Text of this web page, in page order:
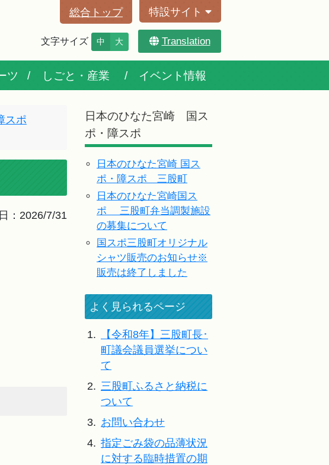
総合トップ 特設サイト
文字サイズ 中 大 Translation
ツ しごと・産業 イベント情報
スポ
：2026/7/31
日本のひなた宮崎 国ス
ポ・障スポ
日本のひなた宮崎 国ス
ポ・障スポ 三股町
日本のひなた宮崎国ス
ポ 三股町弁当調製施設
の募集について
国スポ三股町オリジナル
シャツ販売のお知らせ※
販売は終了しました
よく見られるページ
1.
【令和8年】三股町長･
町議会議員選挙につい
て
2. 三股町ふるさと納税に
ついて
3. お問い合わせ
4. 指定ごみ袋の品薄状況
に対する臨時措置の期